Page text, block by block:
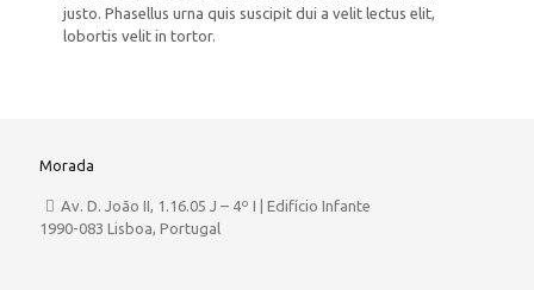
justo. Phasellus urna quis suscipit dui a velit lectus elit,
lobortis velit in tortor.
Morada
Av. D. João II, 1.16.05 J – 4º I | Edifício Infante
1990-083 Lisboa, Portugal